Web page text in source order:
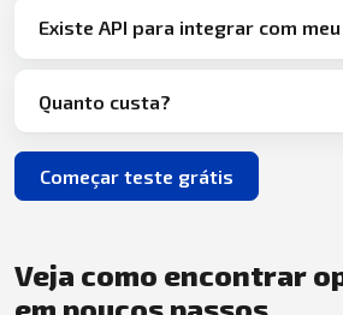
Existe API para integrar com
Quanto custa?
Começar teste grátis
Veja como encontrar
em poucos passos